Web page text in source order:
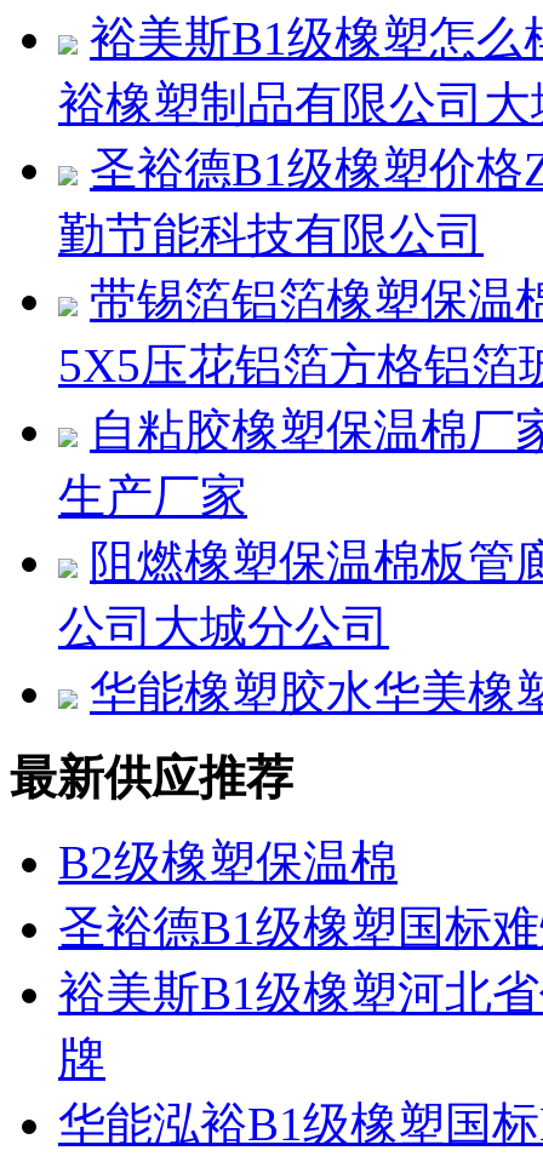
裕美斯B1级橡塑怎
裕橡塑制品有限公司
圣裕德B1级橡塑价
勤节能科技有限公司
带锡箔铝箔橡塑保温
5X5压花铝箔方格铝箔
自粘胶橡塑保温棉厂
生产厂家
阻燃橡塑保温棉板管
公司大城分公司
华能橡塑胶水华美橡
最新供应推荐
B2级橡塑保温棉
圣裕德B1级橡塑国标
裕美斯B1级橡塑河北
牌
华能泓裕B1级橡塑国